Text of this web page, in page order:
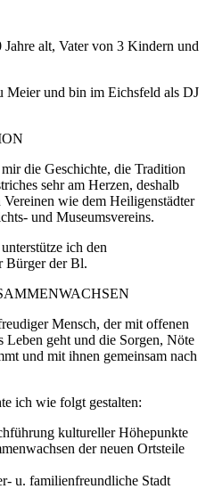
alt, Vater von 3 Kindern und
Meier und bin im Eichsfeld als DJ
die Geschichte, die Tradition
sehr am Herzen, deshalb
wie dem Heiligenstädter
und Museumsvereins.
ich den
Bürger der Bl.
Mensch, der mit offenen
geht und die Sorgen, Nöte
und mit ihnen gemeinsam nach
ich wie folgt gestalten:
kultureller Höhepunkte
der neuen Ortsteile
u. familienfreundliche Stadt